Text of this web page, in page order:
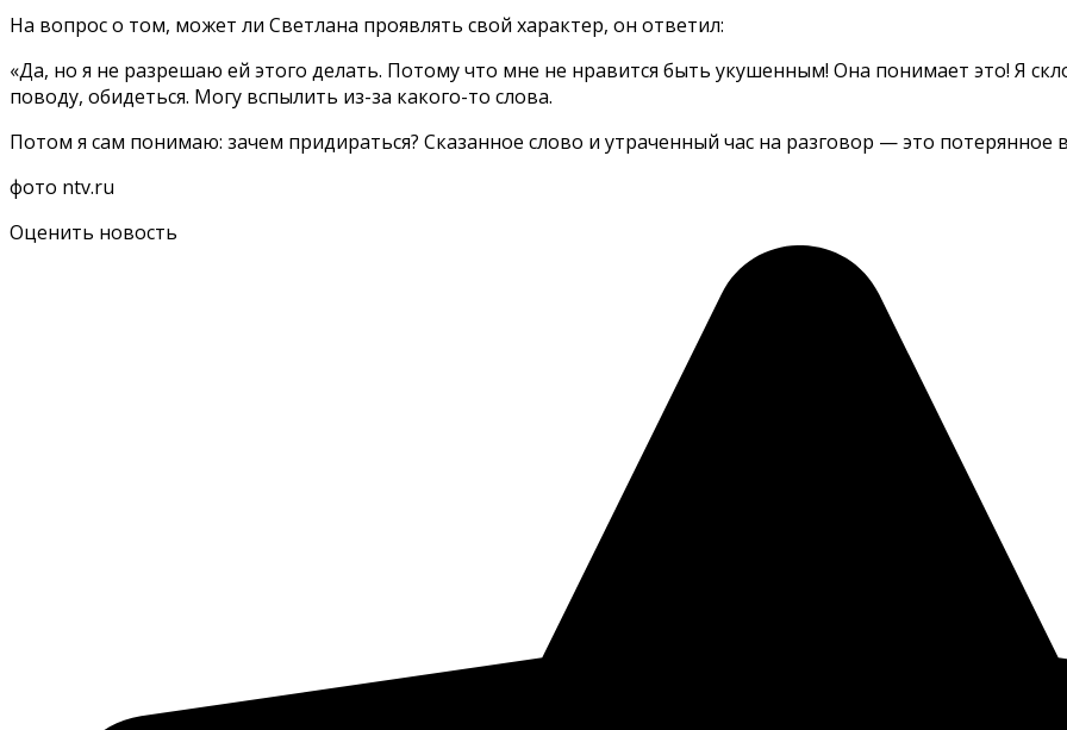
На вопрос о том, может ли Светлана проявлять свой характер, он ответил:
«Да, но я не разрешаю ей этого делать. Потому что мне не нравится быть укушенным! Она понимает это! Я
поводу, обидеться. Могу вспылить из-за какого-то слова.
Потом я сам понимаю: зачем придираться? Сказанное слово и утраченный час на разговор — это
фото ntv.ru
Оценить новость